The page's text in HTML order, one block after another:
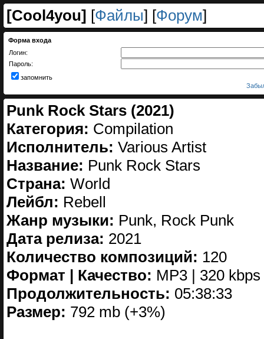
[Cool4you] [Файлы] [Форум]
Форма входа
Логин:
Пароль:
запомнить
Punk Rock Stars (2021)
Категория: Compilation
Исполнитель: Various Artist
Название: Punk Rock Stars
Страна: World
Лейбл: Rebell
Жанр музыки: Punk, Rock Punk
Дата релиза: 2021
Количество композиций: 120
Формат | Качество: MP3 | 320 kbps
Продолжительность: 05:38:33
Размер: 792 mb (+3%)